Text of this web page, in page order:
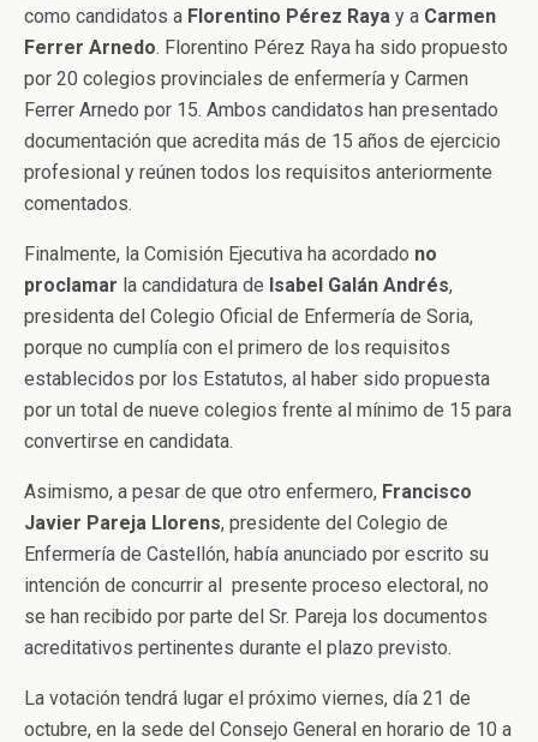
como candidatos a Florentino Pérez Raya y a Carmen
Ferrer Arnedo. Florentino Pérez Raya ha sido propuesto
por 20 colegios provinciales de enfermería y Carmen
Ferrer Arnedo por 15. Ambos candidatos han presentado
documentación que acredita más de 15 años de ejercicio
profesional y reúnen todos los requisitos anteriormente
comentados.
Finalmente, la Comisión Ejecutiva ha acordado no
proclamar la candidatura de Isabel Galán Andrés,
presidenta del Colegio Oficial de Enfermería de Soria,
porque no cumplía con el primero de los requisitos
establecidos por los Estatutos, al haber sido propuesta
por un total de nueve colegios frente al mínimo de 15 para
convertirse en candidata.
Asimismo, a pesar de que otro enfermero, Francisco
Javier Pareja Llorens, presidente del Colegio de
Enfermería de Castellón, había anunciado por escrito su
intención de concurrir al presente proceso electoral, no
se han recibido por parte del Sr. Pareja los documentos
acreditativos pertinentes durante el plazo previsto.
La votación tendrá lugar el próximo viernes, día 21 de
octubre, en la sede del Consejo General en horario de 10 a